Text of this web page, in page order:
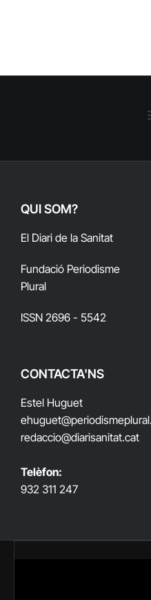
QUI SOM?
El Diari de la Sanitat
Fundació Periodisme
Plural
ISSN 2696 - 5542
CONTACTA'NS
Estel Huguet
ehuguet
redaccio@diarisanitat.cat
Telèfon:
932 311 247